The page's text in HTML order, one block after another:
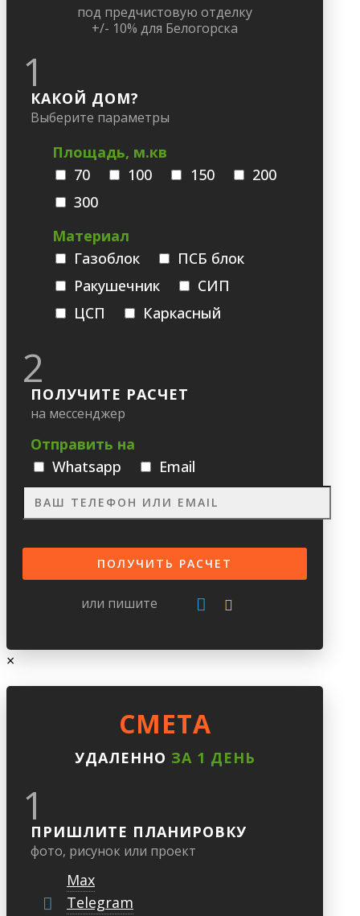
под предчистовую отделку
+/- 10% для Белогорска
1
КАКОЙ ДОМ?
Выберите параметры
Площадь, м.кв
70
100 150
200
300
Материал
Газоблок
ПСБ блок
Ракушечник
СИП
ЦСП
Каркасный
2
ПОЛУЧИТЕ РАСЧЕТ
на мессенджер
Отправить на
Whatsapp
Email
или пишите
×
CМЕТА
УДАЛЕННО ЗА 1 ДЕНЬ
1
ПРИШЛИТЕ ПЛАНИРОВКУ
фото, рисунок или проект
Max
Telegram